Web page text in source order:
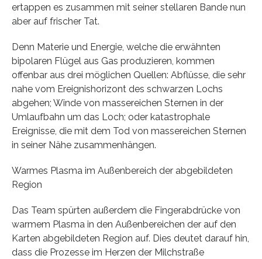
ertappen es zusammen mit seiner stellaren Bande nun
aber auf frischer Tat.
Denn Materie und Energie, welche die erwähnten
bipolaren Flügel aus Gas produzieren, kommen
offenbar aus drei möglichen Quellen: Abflüsse, die sehr
nahe vom Ereignishorizont des schwarzen Lochs
abgehen; Winde von massereichen Sternen in der
Umlaufbahn um das Loch; oder katastrophale
Ereignisse, die mit dem Tod von massereichen Sternen
in seiner Nähe zusammenhängen.
Warmes Plasma im Außenbereich der abgebildeten
Region
Das Team spürten außerdem die Fingerabdrücke von
warmem Plasma in den Außenbereichen der auf den
Karten abgebildeten Region auf. Dies deutet darauf hin,
dass die Prozesse im Herzen der Milchstraße